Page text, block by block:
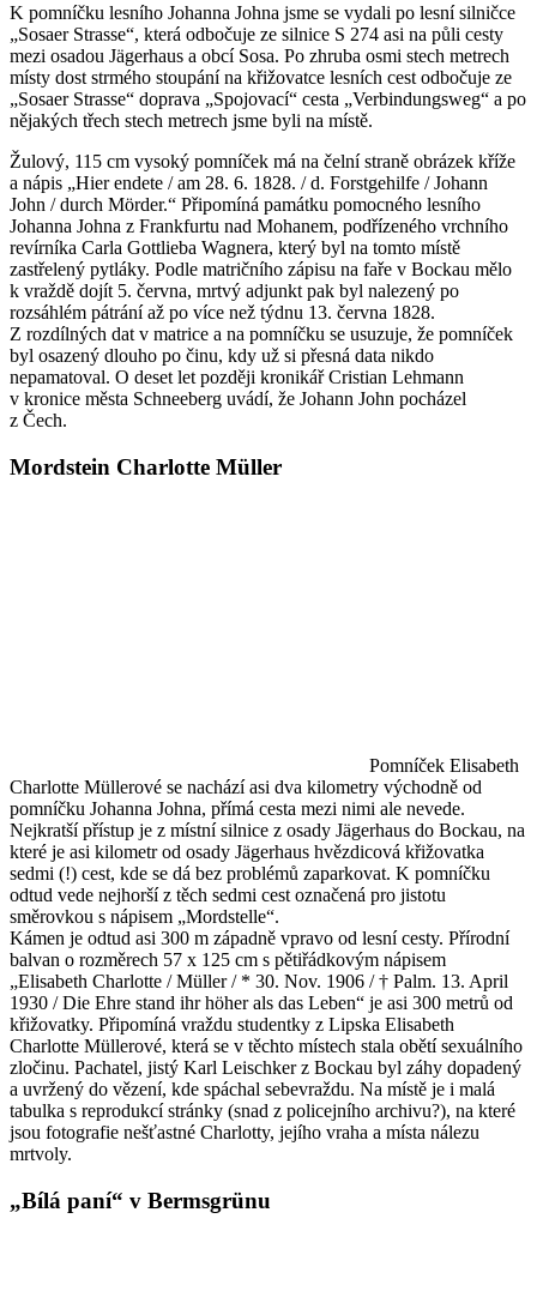
K pomníčku lesního Johanna Johna jsme se vydali po lesní silničce
„Sosaer Strasse“, která odbočuje ze silnice S 274 asi na půli cesty
mezi osadou Jägerhaus a obcí Sosa. Po zhruba osmi stech metrech
místy dost strmého stoupání na křižovatce lesních cest odbočuje ze
„Sosaer Strasse“ doprava „Spojovací“ cesta „Verbindungsweg“ a po
nějakých třech stech metrech jsme byli na místě.
Žulový, 115 cm vysoký pomníček má na čelní straně obrázek kříže
a nápis „Hier endete / am 28. 6. 1828. / d. Forstgehilfe / Johann
John / durch Mörder.“ Připomíná památku pomocného lesního
Johanna Johna z Frankfurtu nad Mohanem, podřízeného vrchního
revírníka Carla Gottlieba Wagnera, který byl na tomto místě
zastřelený pytláky. Podle matričního zápisu na faře v Bockau mělo
k vraždě dojít 5. června, mrtvý adjunkt pak byl nalezený po
rozsáhlém pátrání až po více než týdnu 13. června 1828.
Z rozdílných dat v matrice a na pomníčku se usuzuje, že pomníček
byl osazený dlouho po činu, kdy už si přesná data nikdo
nepamatoval. O deset let později kronikář Cristian Lehmann
v kronice města Schneeberg uvádí, že Johann John pocházel
z Čech.
Mordstein Charlotte Müller
Pomníček Elisabeth
Charlotte Müllerové se nachází asi dva kilometry východně od
pomníčku Johanna Johna, přímá cesta mezi nimi ale nevede.
Nejkratší přístup je z místní silnice z osady Jägerhaus do Bockau, na
které je asi kilometr od osady Jägerhaus hvězdicová křižovatka
sedmi (!) cest, kde se dá bez problémů zaparkovat. K pomníčku
odtud vede nejhorší z těch sedmi cest označená pro jistotu
směrovkou s nápisem „Mordstelle“.
Kámen je odtud asi 300 m západně vpravo od lesní cesty. Přírodní
balvan o rozměrech 57 x 125 cm s pětiřádkovým nápisem
„Elisabeth Charlotte / Müller / * 30. Nov. 1906 / † Palm. 13. April
1930 / Die Ehre stand ihr höher als das Leben“ je asi 300 metrů od
křižovatky. Připomíná vraždu studentky z Lipska Elisabeth
Charlotte Müllerové, která se v těchto místech stala obětí sexuálního
zločinu. Pachatel, jistý Karl Leischker z Bockau byl záhy dopadený
a uvržený do vězení, kde spáchal sebevraždu. Na místě je i malá
tabulka s reprodukcí stránky (snad z policejního archivu?), na které
jsou fotografie nešťastné Charlotty, jejího vraha a místa nálezu
mrtvoly.
„Bílá paní“ v Bermsgrünu